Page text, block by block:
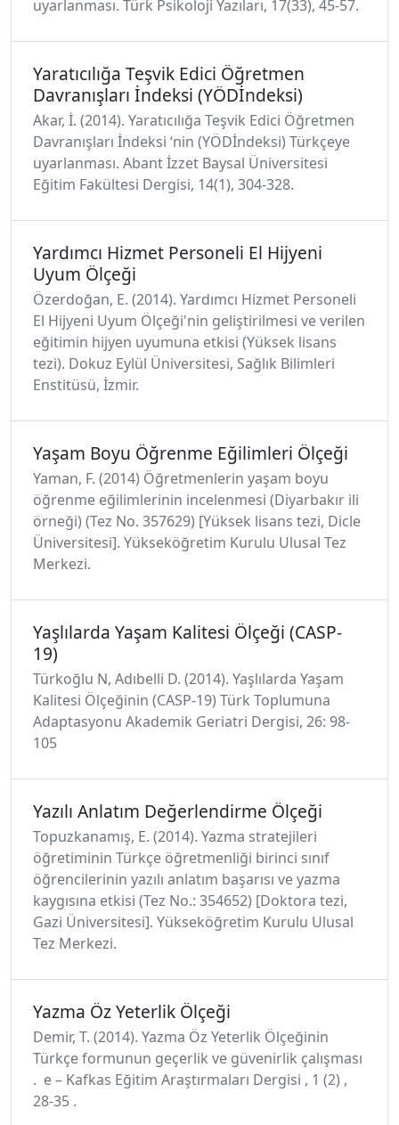
uyarlanması. Türk Psikoloji Yazıları, 17(33), 45-57.
Yaratıcılığa Teşvik Edici Öğretmen
Davranışları İndeksi (YÖDİndeksi)
Akar, İ. (2014). Yaratıcılığa Teşvik Edici Öğretmen
Davranışları İndeksi ‘nin (YÖDİndeksi) Türkçeye
uyarlanması. Abant İzzet Baysal Üniversitesi
Eğitim Fakültesi Dergisi, 14(1), 304-328.
Yardımcı Hizmet Personeli El Hijyeni
Uyum Ölçeği
Özerdoğan, E. (2014). Yardımcı Hizmet Personeli
El Hijyeni Uyum Ölçeği'nin geliştirilmesi ve verilen
eğitimin hijyen uyumuna etkisi (Yüksek lisans
tezi). Dokuz Eylül Üniversitesi, Sağlık Bilimleri
Enstitüsü, İzmir.
Yaşam Boyu Öğrenme Eğilimleri Ölçeği
Yaman, F. (2014) Öğretmenlerin yaşam boyu
öğrenme eğilimlerinin incelenmesi (Diyarbakır ili
örneği) (Tez No. 357629) [Yüksek lisans tezi, Dicle
Üniversitesi]. Yükseköğretim Kurulu Ulusal Tez
Merkezi.
Yaşlılarda Yaşam Kalitesi Ölçeği (CASP-
19)
Türkoğlu N, Adıbelli D. (2014). Yaşlılarda Yaşam
Kalitesi Ölçeğinin (CASP-19) Türk Toplumuna
Adaptasyonu Akademik Geriatri Dergisi, 26: 98-
105
Yazılı Anlatım Değerlendirme Ölçeği
Topuzkanamış, E. (2014). Yazma stratejileri
öğretiminin Türkçe öğretmenliği birinci sınıf
öğrencilerinin yazılı anlatım başarısı ve yazma
kaygısına etkisi (Tez No.: 354652) [Doktora tezi,
Gazi Üniversitesi]. Yükseköğretim Kurulu Ulusal
Tez Merkezi.
Yazma Öz Yeterlik Ölçeği
Demir, T. (2014). Yazma Öz Yeterlik Ölçeğinin
Türkçe formunun geçerlik ve güvenirlik çalışması
. e – Kafkas Eğitim Araştırmaları Dergisi , 1 (2) ,
28-35 .